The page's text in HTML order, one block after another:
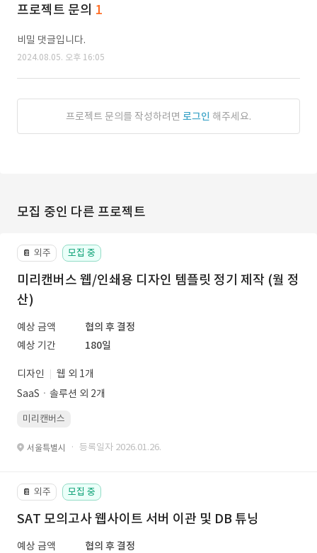
프로젝트 문의 1
비밀 댓글입니다.
2024.08.05. 오후 16:05
프로젝트 문의를 작성하려면 로그인 해주세요.
모집 중인 다른 프로젝트
📔 외주 모집 중
미리캔버스 웹/인쇄용 디자인 템플릿 정기 제작 (월 정
산)
예상 금액
협의 후 결정
예상 기간
180일
디자인
웹 외 1개
SaaSㆍ솔루션 외 2개
미리캔버스
서울특별시 · 등록일자 2026.01.26.
📔 외주 모집 중
SAT 모의고사 웹사이트 서버 이관 및 DB 튜닝
예상 금액
협의 후 결정